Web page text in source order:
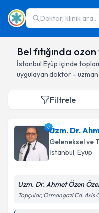
Doktor, klinik ara...
Bel fıtığında
İstanbul Eyüp içinde
uygulayan doktor - uzman
Filtrele
Uzm. Dr.
Geleneksel ve
İstanbul, Eyüp
Uzm. Dr. Ahmet Özen
Topçular, Osmangazi Cd. Axis